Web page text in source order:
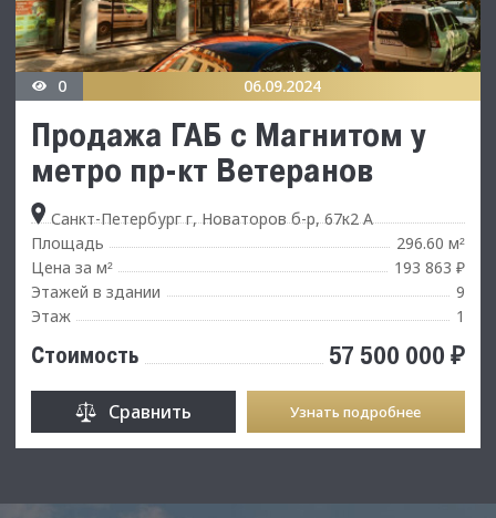
0 06.09.2024
Продажа ГАБ с Магнитом у
метро пр-кт Ветеранов
Санкт-Петербург г, Новаторов б-р, 67к2 А
Площадь
296.60 м²
Цена за м²
193 863 ₽
Этажей в здании
9
Этаж
1
Стоимость 57 500 000 ₽
Сравнить Узнать подробнее